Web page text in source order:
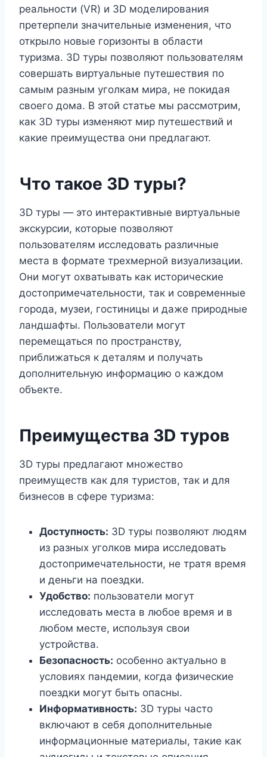
реальности (VR) и 3D моделирования
претерпели значительные изменения, что
открыло новые горизонты в области
туризма. 3D туры позволяют пользователям
совершать виртуальные путешествия по
самым разным уголкам мира, не покидая
своего дома. В этой статье мы рассмотрим,
как 3D туры изменяют мир путешествий и
какие преимущества они предлагают.
Что такое 3D туры?
3D туры — это интерактивные виртуальные
экскурсии, которые позволяют
пользователям исследовать различные
места в формате трехмерной визуализации.
Они могут охватывать как исторические
достопримечательности, так и современные
города, музеи, гостиницы и даже природные
ландшафты. Пользователи могут
перемещаться по пространству,
приближаться к деталям и получать
дополнительную информацию о каждом
объекте.
Преимущества 3D туров
3D туры предлагают множество
преимуществ как для туристов, так и для
бизнесов в сфере туризма:
Доступность: 3D туры позволяют людям
из разных уголков мира исследовать
достопримечательности, не тратя время
и деньги на поездки.
Удобство: пользователи могут
исследовать места в любое время и в
любом месте, используя свои
устройства.
Безопасность: особенно актуально в
условиях пандемии, когда физические
поездки могут быть опасны.
Информативность: 3D туры часто
включают в себя дополнительные
информационные материалы, такие как